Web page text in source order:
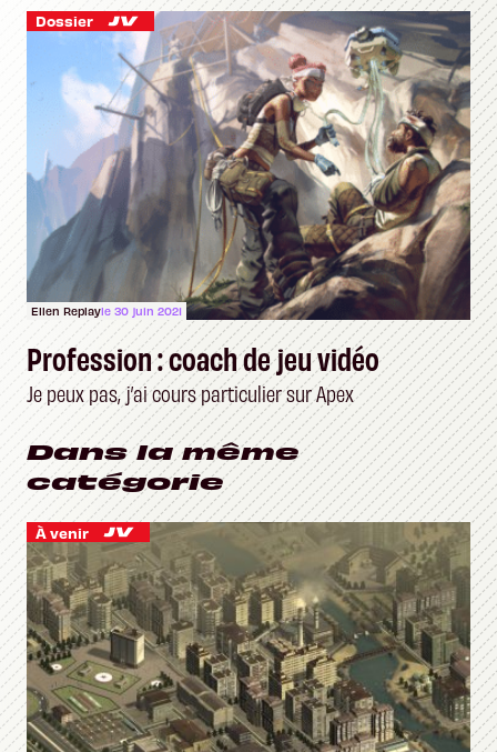
Dossier
Ellen Replayle 30 juin 2021
Profession : coach de jeu vidéo
Je peux pas, j’ai cours particulier sur Apex
Dans la même
catégorie
À venir